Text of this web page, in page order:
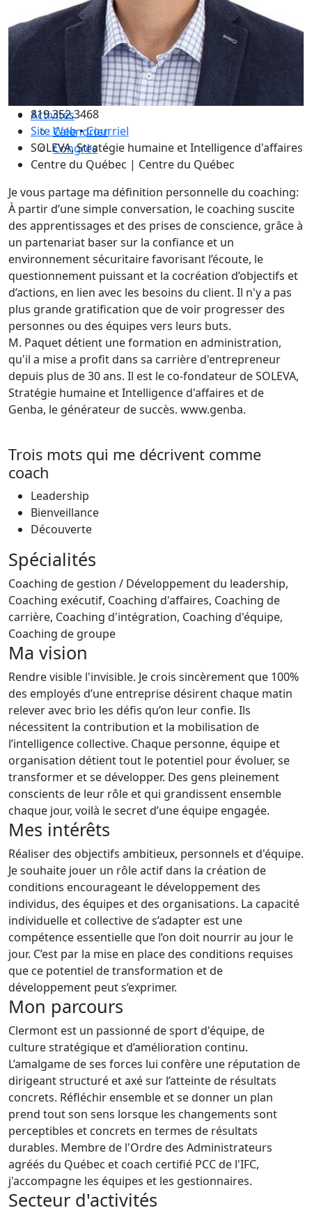
Les avantages ICF et ICF Québec
Adhérez à un comité
La supervision de coachs
Renouvellement de certification
Le code de déontologie
Assurance professionnelle
Activités
Calendrier
Congrès
819.352.3468
Site Web•Courriel
SOLEVA, Stratégie humaine et Intelligence d'affaires
Centre du Québec | Centre du Québec
Je vous partage ma définition personnelle du coaching:
À partir d’une simple conversation, le coaching suscite
des apprentissages et des prises de conscience, grâce à
un partenariat baser sur la confiance et un
environnement sécuritaire favorisant l’écoute, le
questionnement puissant et la cocréation d’objectifs et
d’actions, en lien avec les besoins du client. Il n'y a pas
plus grande gratification que de voir progresser des
personnes ou des équipes vers leurs buts.
M. Paquet détient une formation en administration,
qu'il a mise a profit dans sa carrière d'entrepreneur
depuis plus de 30 ans. Il est le co-fondateur de SOLEVA,
Stratégie humaine et Intelligence d'affaires et de
Genba, le générateur de succès. www.genba.
Trois mots qui me décrivent comme
coach
Leadership
Bienveillance
Découverte
Spécialités
Coaching de gestion / Développement du leadership,
Coaching exécutif, Coaching d'affaires, Coaching de
carrière, Coaching d'intégration, Coaching d'équipe,
Coaching de groupe
Ma vision
Rendre visible l'invisible. Je crois sincèrement que 100%
des employés d’une entreprise désirent chaque matin
relever avec brio les défis qu’on leur confie. Ils
nécessitent la contribution et la mobilisation de
l’intelligence collective. Chaque personne, équipe et
organisation détient tout le potentiel pour évoluer, se
transformer et se développer. Des gens pleinement
conscients de leur rôle et qui grandissent ensemble
chaque jour, voilà le secret d’une équipe engagée.
Mes intérêts
Réaliser des objectifs ambitieux, personnels et d'équipe.
Je souhaite jouer un rôle actif dans la création de
conditions encourageant le développement des
individus, des équipes et des organisations. La capacité
individuelle et collective de s’adapter est une
compétence essentielle que l’on doit nourrir au jour le
jour. C’est par la mise en place des conditions requises
que ce potentiel de transformation et de
développement peut s’exprimer.
Mon parcours
Clermont est un passionné de sport d'équipe, de
culture stratégique et d’amélioration continu.
L’amalgame de ses forces lui confère une réputation de
dirigeant structuré et axé sur l’atteinte de résultats
concrets. Réfléchir ensemble et se donner un plan
prend tout son sens lorsque les changements sont
perceptibles et concrets en termes de résultats
durables. Membre de l'Ordre des Administrateurs
agréés du Québec et coach certifié PCC de l'IFC,
j'accompagne les équipes et les gestionnaires.
Secteur d'activités